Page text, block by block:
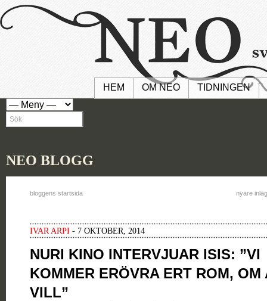
HEM OM NEO TIDNINGEN
NEO BLOGG
bloggens startsida nyare
IVAR ARPI - 7 OKTOBER, 2014
NURI KINO INTERVJUAR ISIS: ”VI
KOMMER ERÖVRA ERT ROM, OM
VILL”